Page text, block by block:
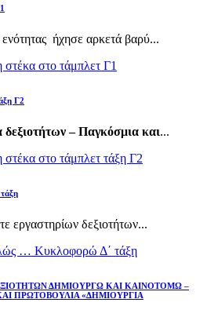
ήχησε αρκετά βαρύ...
στο τάμπλετ Γ1
Γ2
– Παγκόσμια και...
στο τάμπλετ τάξη Γ2
εργαστηρίων δεξιοτήτων...
… Κυκλοφορώ Δ΄ τάξη
ΔΗΜΙΟΥΡΓΩ ΚΑΙ ΚΑΙΝΟΤΟΜΩ –
ΠΡΩΤΟΒΟΥΛΙΑ «ΔΗΜΙΟΥΡΓΙΑ